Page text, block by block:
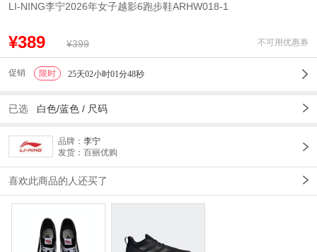
LI-NING李宁2026年女子越影6跑步鞋ARHW018-1
¥389 ¥399 不可用优惠券
促销 限时 25天02小时01分48秒
已选 白色/蓝色 / 尺码
品牌： 李宁
发货：百丽优购
喜欢此商品的人还买了